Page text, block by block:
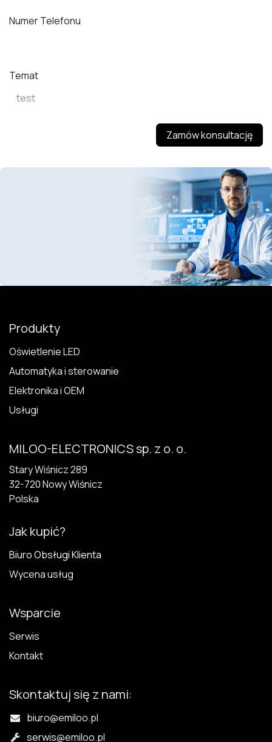
Numer Telefonu
Temat
Zamów konsultację
Produkty
Oświetlenie LED
Automatyka i sterowanie
Elektronika i OEM
Usługi
MILOO-ELECTRONICS sp. z o. o.
Stary Wiśnicz 289
32-720 N​owy Wiśnicz
Polska
Jak kupić?
Biuro Obsługi Klienta
Wycena usług
Wsparcie
Serwis
Kontakt
Skontaktuj się z nami:
biuro@emiloo.pl
serwis@emiloo.pl